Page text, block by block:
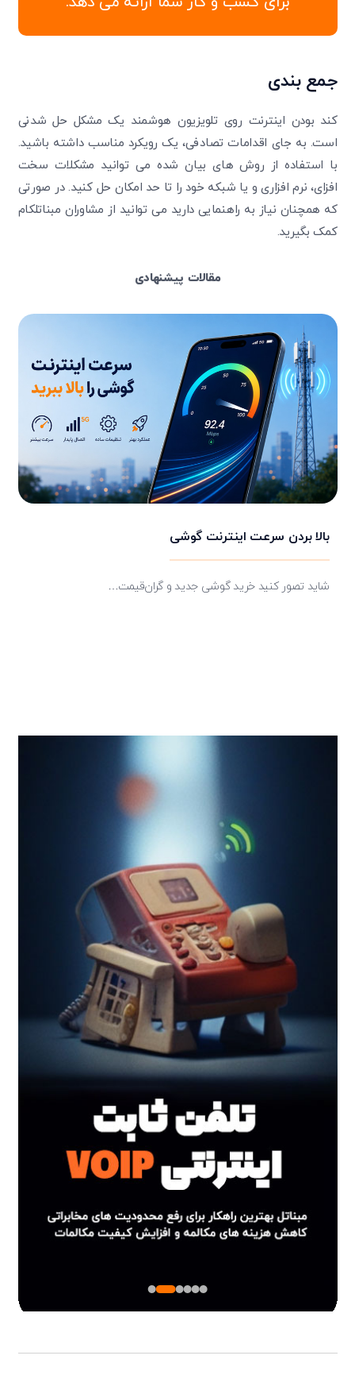
جمع‌ بندی
کند بودن اینترنت روی تلویزیون هوشمند یک مشکل حل‌ شدنی
است. به جای اقدامات تصادفی، یک رویکرد مناسب داشته باشید.
با استفاده از روش های بیان شده می توانید مشکلات سخت
افزای، نرم افزاری و یا شبکه خود را تا حد امکان حل کنید. در صورتی
که همچنان نیاز به راهنمایی دارید می توانید از مشاوران مبناتلکام
کمک بگیرید.
مقالات پیشنهادی
بالا بردن سرعت اینترنت گوشی
شاید تصور کنید خرید گوشی جدید و گران‌قیمت…